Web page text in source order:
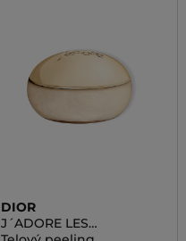
DIOR
J´ADORE LES
ADORABLES